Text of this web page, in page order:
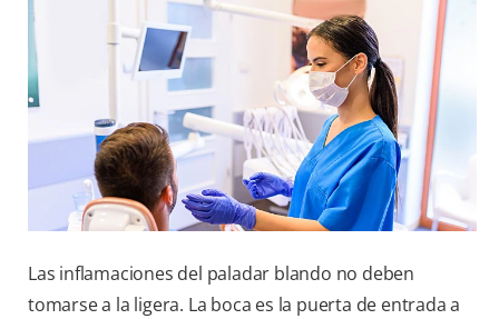
PARA PROFESIONALES
CUPONES
DÓNDE COMPRAR
BO (ES)
Las inflamaciones del paladar blando no deben
tomarse a la ligera. La boca es la puerta de entrada a